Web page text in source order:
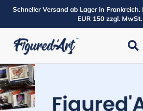
Schneller Versand ab Lager in
EUR 150 zzgl. MwSt.